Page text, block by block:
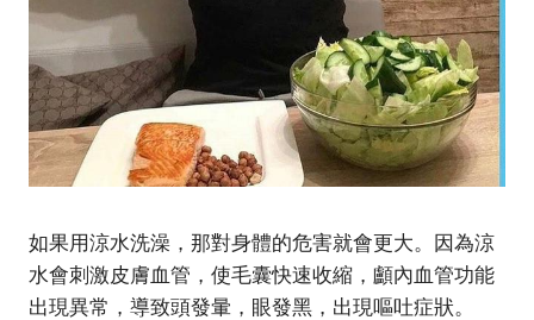
如果用涼水洗澡，那對身體的危害就會更大。因為涼
水會刺激皮膚血管，使毛囊快速收縮，顱內血管功能
出現異常，導致頭發暈，眼發黑，出現嘔吐症狀。